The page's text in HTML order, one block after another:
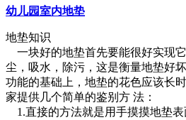
幼儿园室内地垫
地垫知识
一块好的地垫首先要能很好实现
尘，吸水，除污，这是衡量地垫好
功能的基础上，地垫的花色应该长
家提供几个简单的鉴别方 法：
1.直接的方法就是用手摸摸地垫